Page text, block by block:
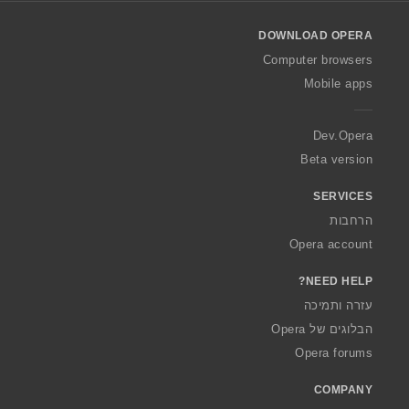
w
O
a
DOWNLOAD OPERA
Computer browsers
Mobile apps
Dev.Opera
Beta version
SERVICES
הרחבות
Opera account
NEED HELP?
עזרה ותמיכה
הבלוגים של Opera
Opera forums
COMPANY